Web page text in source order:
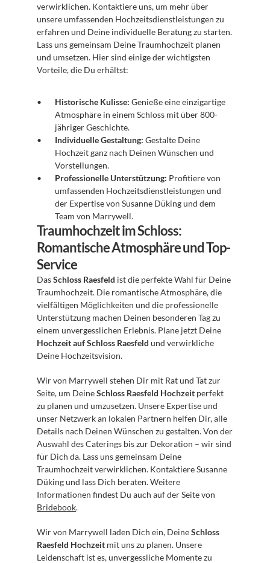
verwirklichen. Kontaktiere uns, um mehr über
unsere umfassenden Hochzeitsdienstleistungen zu
erfahren und Deine individuelle Beratung zu starten.
Lass uns gemeinsam Deine Traumhochzeit planen
und umsetzen. Hier sind einige der wichtigsten
Vorteile, die Du erhältst:
Historische Kulisse: Genieße eine einzigartige
Atmosphäre in einem Schloss mit über 800-
jähriger Geschichte.
Individuelle Gestaltung: Gestalte Deine
Hochzeit ganz nach Deinen Wünschen und
Vorstellungen.
Professionelle Unterstützung: Profitiere von
umfassenden Hochzeitsdienstleistungen und
der Expertise von Susanne Düking und dem
Team von Marrywell.
Traumhochzeit im Schloss:
Romantische Atmosphäre und Top-
Service
Das Schloss Raesfeld ist die perfekte Wahl für Deine
Traumhochzeit. Die romantische Atmosphäre, die
vielfältigen Möglichkeiten und die professionelle
Unterstützung machen Deinen besonderen Tag zu
Hochzeit auf Schloss Raesfeld und verwirkliche
Deine Hochzeitsvision.
Wir von Marrywell stehen Dir mit Rat und Tat zur
Seite, um Deine Schloss Raesfeld Hochzeit perfekt
zu planen und umzusetzen. Unsere Expertise und
unser Netzwerk an lokalen Partnern helfen Dir, alle
Details nach Deinen Wünschen zu gestalten. Von der
Auswahl des Caterings bis zur Dekoration – wir sind
für Dich da. Lass uns gemeinsam Deine
Traumhochzeit verwirklichen. Kontaktiere Susanne
Düking und lass Dich beraten. Weitere
Bridebook.
Wir von Marrywell laden Dich ein, Deine Schloss
Raesfeld Hochzeit mit uns zu planen. Unsere
Leidenschaft ist es, unvergessliche Momente zu